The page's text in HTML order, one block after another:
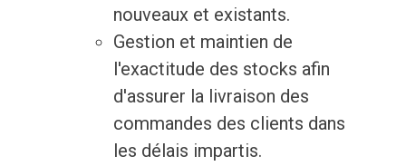
nouveaux et existants.
Gestion et maintien de
l'exactitude des stocks afin
d'assurer la livraison des
commandes des clients dans
les délais impartis.